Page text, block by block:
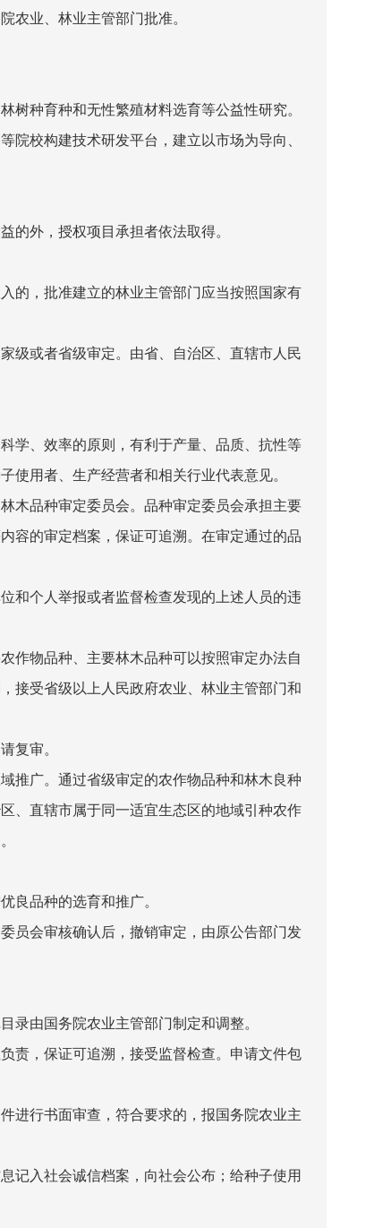
农业、林业主管部门批准。
种育种和无性繁殖材料选育等公益性研究。
校构建技术研发平台，建立以市场为导向、
外，授权项目承担者依法取得。
，批准建立的林业主管部门应当按照国家有
或者省级审定。由省、自治区、直辖市人民
、效率的原则，有利于产量、品质、抗性等
使用者、生产经营者和相关行业代表意见。
品种审定委员会。品种审定委员会承担主要
容的审定档案，保证可追溯。在审定通过的品
个人举报或者监督检查发现的上述人员的违
物品种、主要林木品种可以按照审定办法自
接受省级以上人民政府农业、林业主管部门和
复审。
广。通过省级审定的农作物品种和林木良种
、直辖市属于同一适宜生态区的地域引种农作
品种的选育和推广。
会审核确认后，撤销审定，由原公告部门发
由国务院农业主管部门制定和调整。
，保证可追溯，接受监督检查。申请文件包
行书面审查，符合要求的，报国务院农业主
入社会诚信档案，向社会公布；给种子使用